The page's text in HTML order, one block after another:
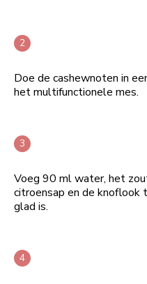
Doe de cashewnoten in
het multifunctionele mes.
Voeg 90 ml water, het
citroensap en de
glad is.